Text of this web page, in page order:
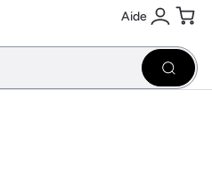
Aide
Se